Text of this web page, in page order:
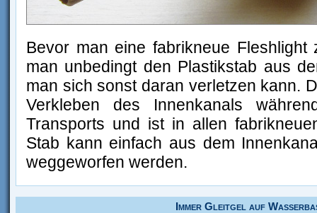
Bevor man eine fabrikneue
man unbedingt den Plastikstab aus
man sich sonst daran verletzen kann.
Verkleben des Innenkanals
Transports und ist in allen
Stab kann einfach aus dem
weggeworfen werden.
Immer Gleitgel auf